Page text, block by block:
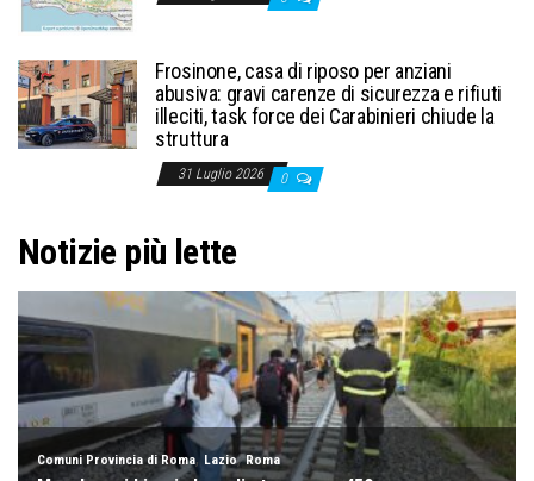
Frosinone, casa di riposo per anziani
abusiva: gravi carenze di sicurezza e rifiuti
illeciti, task force dei Carabinieri chiude la
struttura
31 Luglio 2026 0
Notizie più lette